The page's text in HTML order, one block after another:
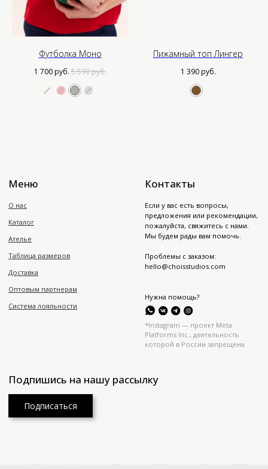
Футболка Моно
1 700 руб. 5 590руб.
Пижамный топ Лингер
1 390 руб.
Проблемы с заказом:
hello@choisstudios.com
Подпишись на нашу рассылку
*Instagram — проект Meta
которой в России запрещена
Таблица размеров
Доставка
Оптовым партнерам